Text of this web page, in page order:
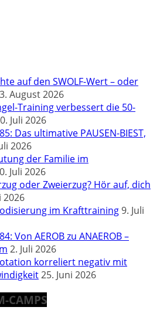
auf den SWOLF-Wert – oder
3. August 2026
Training verbessert die 50-
Juli 2026
Das ultimative PAUSEN-BIEST,
2026
der Familie im
Juli 2026
oder Zweierzug? Hör auf, dich
2026
im Krafttraining9. Juli
Von AEROB zu ANAEROB –
2. Juli 2026
korreliert negativ mit
25. Juni 2026
CAMPS